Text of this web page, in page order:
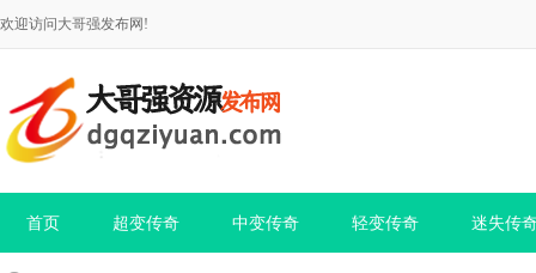
欢迎访问大哥强发布网!
首页 超变传奇 中变传奇 轻变传奇 迷失传